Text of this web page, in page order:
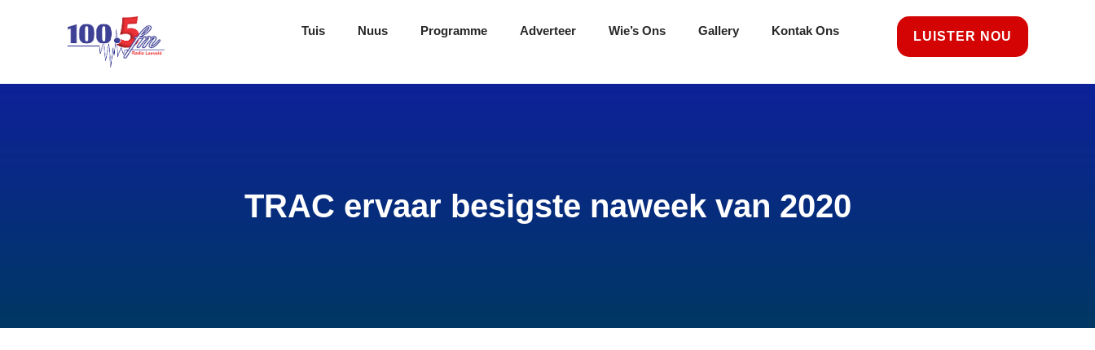
Tuis Nuus Programme Adverteer Wie’s Ons Gallery Kontak Ons LUISTER NOU
TRAC ervaar besigste naweek van 2020